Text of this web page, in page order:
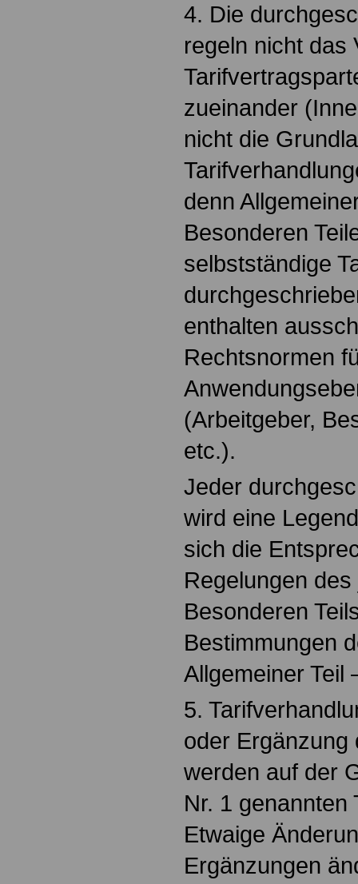
4. Die
regeln nicht das
zueinander
nicht die
denn
Besonderen
selbstständige
enthalten
Rechtsnormen
(Arbeitgeber,
etc.).
Jeder
wird eine
sich die
Regelungen
Besonderen
Bestimmungen
Allgemeiner Teil
5.
oder Ergänzung
werden auf der
Nr. 1 genannten
Etwaige
Ergänzungen